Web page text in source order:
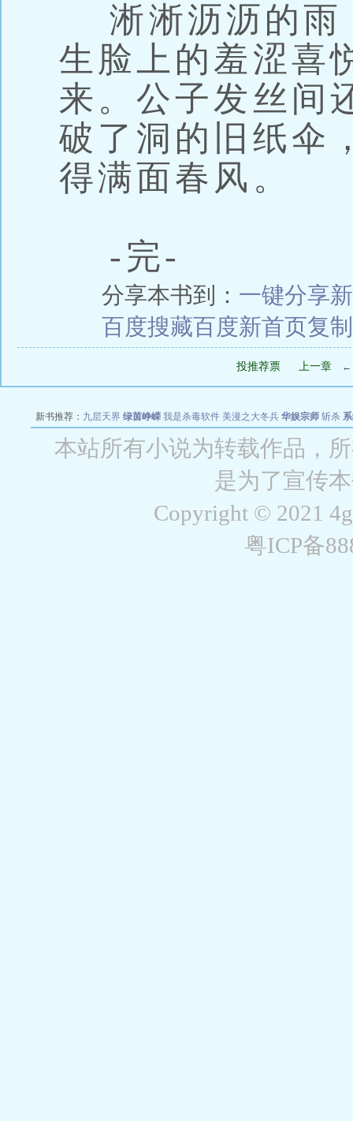
淅淅沥沥的雨
生脸上的羞涩喜
来。公子发丝间
破了洞的旧纸伞
得满面春风。
-完-
分享本书到： 一键分享
百度搜藏百度新首页复
投推荐票 上一章 ←
新书推荐： 九层天界 绿茵峥嵘 我是杀毒软件 美漫之大冬兵 华娱宗师 斩杀
战争天堂 混元道纪 教练万岁 都市全能巨星 绝对交易 全职武神 位面复
本站所有小说为转载作品，
是为了宣传
Copyright © 2021
粤ICP备